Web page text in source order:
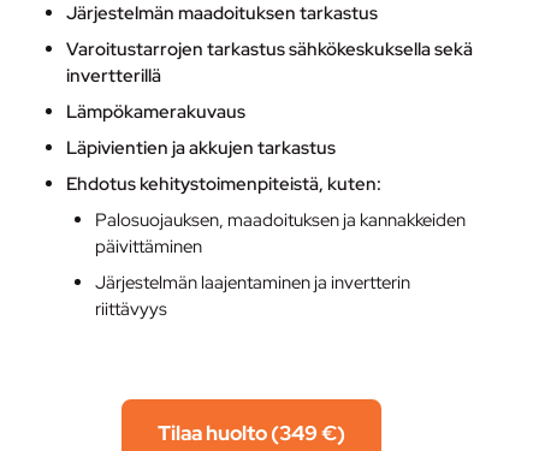
Järjestelmän maadoituksen tarkastus
Varoitustarrojen tarkastus sähkökeskuksella sekä
invertterillä
Lämpökamerakuvaus
Läpivientien ja akkujen tarkastus
Ehdotus kehitystoimenpiteistä, kuten:
Palosuojauksen, maadoituksen ja kannakkeiden
päivittäminen
Järjestelmän laajentaminen ja invertterin
riittävyys
Tilaa huolto (349 €)